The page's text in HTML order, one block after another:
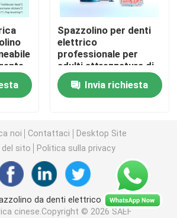
elettrico adulto
elettrico dei bambini
denti elettrico astuto
Spazzolino per denti
elettrico
professionale per
adulti attrezzatura di
disinfezione UV
personalizzabile e
custodia da viaggio
Invia richiesta
noi Contattaci
Desktop Site
del sito
Politica sulla privacy
da denti elettrico di cura
cinese.Copyright © 2026 SAEF